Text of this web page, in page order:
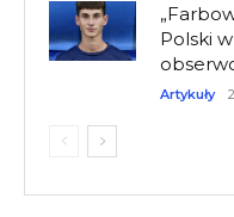
Polski
Artykuły